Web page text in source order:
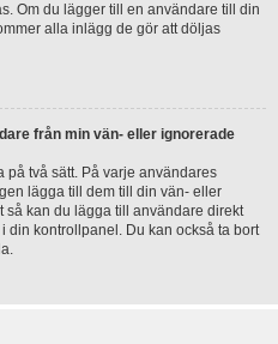
Om du lägger till en användare till din
alla inlägg de gör att döljas
från min vän- eller ignorerade
på två sätt. På varje användares
lägga till dem till din vän- eller
kan du lägga till användare direkt
din kontrollpanel. Du kan också ta bort